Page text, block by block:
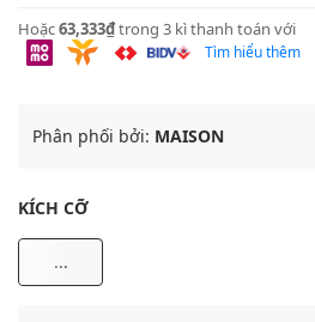
Hoặc63,333₫trong 3 kì thanh toán với
Tìm hiểu thêm
Phân phối bởi: MAISON
KÍCH CỠ
...